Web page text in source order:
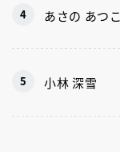
あさの あつこ
小林 深雪